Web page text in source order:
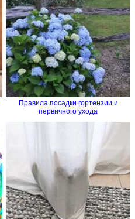
Правила посадки гортензии и
первичного ухода